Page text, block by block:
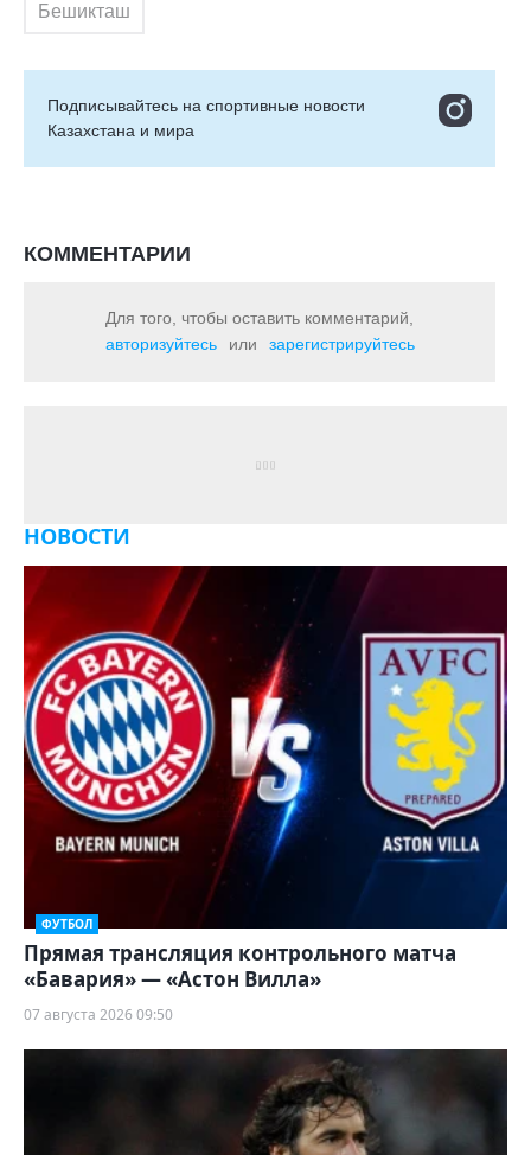
Бешикташ
Подписывайтесь на cпортивные новости
Казахстана и мира
КОММЕНТАРИИ
Для того, чтобы оставить комментарий,
авторизуйтесь
или зарегистрируйтесь
НОВОСТИ
ФУТБОЛ
Прямая трансляция контрольного матча
«Бавария» — «Астон Вилла»
07 августа 2026 09:50